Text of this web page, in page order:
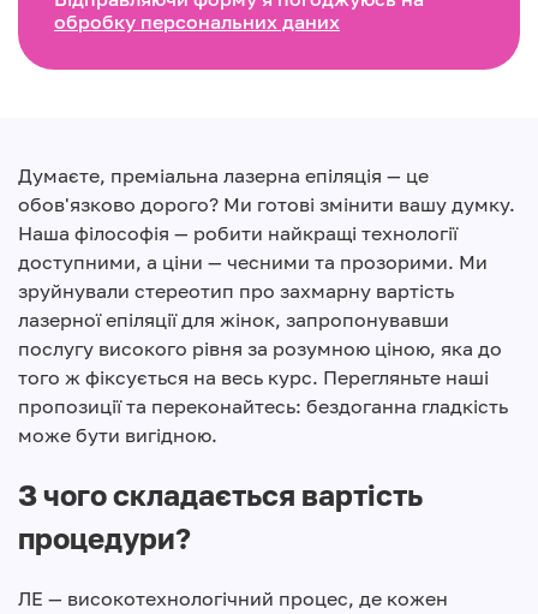
обробку персональних даних
Думаєте, преміальна лазерна епіляція — це
обов'язково дорого? Ми готові змінити вашу думку.
Наша філософія — робити найкращі технології
доступними, а ціни — чесними та прозорими. Ми
зруйнували стереотип про захмарну вартість
лазерної епіляції для жінок, запропонувавши
послугу високого рівня за розумною ціною, яка до
того ж фіксується на весь курс. Перегляньте наші
пропозиції та переконайтесь: бездоганна гладкість
може бути вигідною.
З чого складається вартість
процедури?
ЛЕ — високотехнологічний процес, де кожен